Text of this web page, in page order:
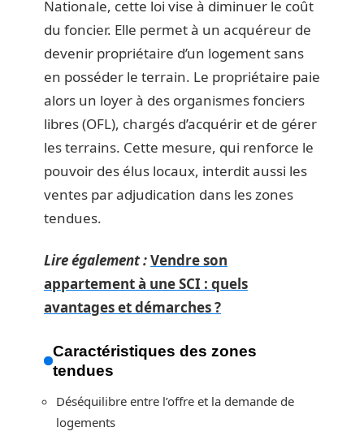
Nationale, cette loi vise à diminuer le coût
du foncier. Elle permet à un acquéreur de
devenir propriétaire d’un logement sans
en posséder le terrain. Le propriétaire paie
alors un loyer à des organismes fonciers
libres (OFL), chargés d’acquérir et de gérer
les terrains. Cette mesure, qui renforce le
pouvoir des élus locaux, interdit aussi les
ventes par adjudication dans les zones
tendues.
Lire également :Vendre son
appartement à une SCI : quels
avantages et démarches ?
Caractéristiques des zones
tendues
Déséquilibre entre l’offre et la demande de
logements